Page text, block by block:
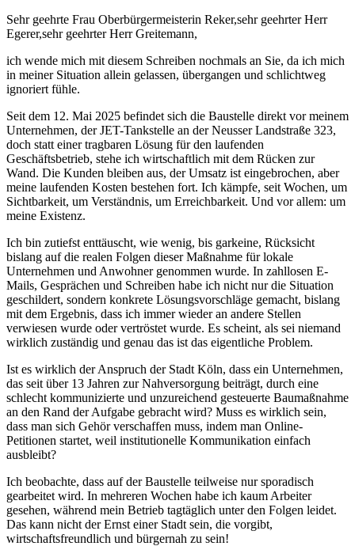
Sehr geehrte Frau Oberbürgermeisterin Reker,sehr geehrter Herr
Egerer,sehr geehrter Herr Greitemann,
ich wende mich mit diesem Schreiben nochmals an Sie, da ich mich
in meiner Situation allein gelassen, übergangen und schlichtweg
ignoriert fühle.
Seit dem 12. Mai 2025 befindet sich die Baustelle direkt vor meinem
Unternehmen, der JET-Tankstelle an der Neusser Landstraße 323,
doch statt einer tragbaren Lösung für den laufenden
Geschäftsbetrieb, stehe ich wirtschaftlich mit dem Rücken zur
Wand. Die Kunden bleiben aus, der Umsatz ist eingebrochen, aber
meine laufenden Kosten bestehen fort. Ich kämpfe, seit Wochen, um
Sichtbarkeit, um Verständnis, um Erreichbarkeit. Und vor allem: um
meine Existenz.
Ich bin zutiefst enttäuscht, wie wenig, bis garkeine, Rücksicht
bislang auf die realen Folgen dieser Maßnahme für lokale
Unternehmen und Anwohner genommen wurde. In zahllosen E-
Mails, Gesprächen und Schreiben habe ich nicht nur die Situation
geschildert, sondern konkrete Lösungsvorschläge gemacht, bislang
mit dem Ergebnis, dass ich immer wieder an andere Stellen
verwiesen wurde oder vertröstet wurde. Es scheint, als sei niemand
wirklich zuständig und genau das ist das eigentliche Problem.
Ist es wirklich der Anspruch der Stadt Köln, dass ein Unternehmen,
das seit über 13 Jahren zur Nahversorgung beiträgt, durch eine
schlecht kommunizierte und unzureichend gesteuerte Baumaßnahme
an den Rand der Aufgabe gebracht wird? Muss es wirklich sein,
dass man sich Gehör verschaffen muss, indem man Online-
Petitionen startet, weil institutionelle Kommunikation einfach
ausbleibt?
Ich beobachte, dass auf der Baustelle teilweise nur sporadisch
gearbeitet wird. In mehreren Wochen habe ich kaum Arbeiter
gesehen, während mein Betrieb tagtäglich unter den Folgen leidet.
Das kann nicht der Ernst einer Stadt sein, die vorgibt,
wirtschaftsfreundlich und bürgernah zu sein!